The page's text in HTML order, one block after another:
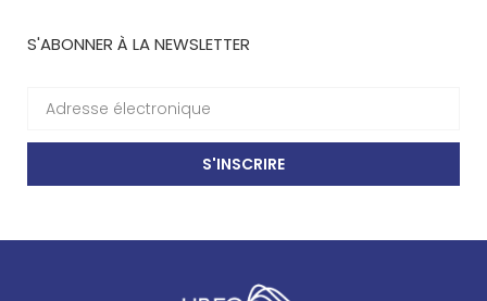
S'ABONNER À LA NEWSLETTER
S'INSCRIRE